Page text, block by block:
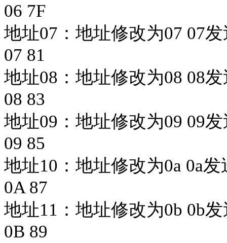
06 7F
地址07： 地址修改为07 07
07 81
地址08： 地址修改为08 08
08 83
地址09： 地址修改为09 09
09 85
地址10： 地址修改为0a 0a
0A 87
地址11： 地址修改为0b 0b
0B 89